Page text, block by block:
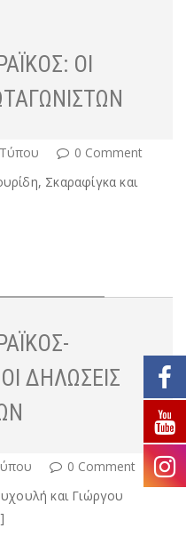
ΟΙ
0 Comment
Σκαραφίγκα και
ΔΗΛΏΣΕΙΣ
0 Comment
και Γιώργου